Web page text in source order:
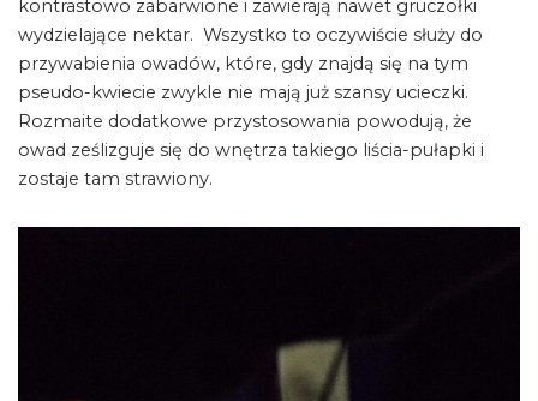
kontrastowo zabarwione i zawierają nawet gruczołki
wydzielające nektar. Wszystko to oczywiście służy do
przywabienia owadów, które, gdy znajdą się na tym
pseudo-kwiecie zwykle nie mają już szansy ucieczki.
Rozmaite dodatkowe przystosowania powodują, że
owad ześlizguje się do wnętrza takiego liścia-pułapki i
zostaje tam strawiony.